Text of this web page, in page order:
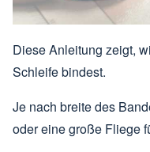
Diese Anleitung zeigt,
Schleife bindest.
Je nach breite des
oder eine große Fliege